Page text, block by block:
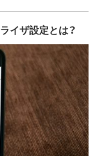
イザ設定とは？